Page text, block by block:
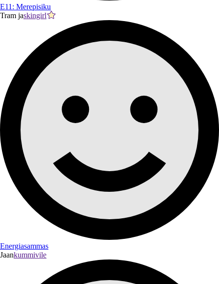
E11: Merepisiku
Tram jaskingirl
Energiasammas
Jaankummivile